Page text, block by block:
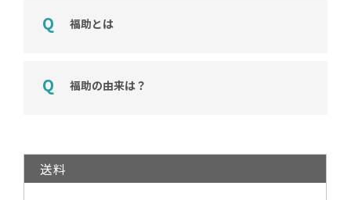
福助とは
福助の由来は？
送料